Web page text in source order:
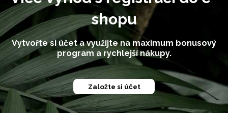
shopu
Vytvořte si účet a využijte na maximum bonusový
program a rychlejší nákupy.
Založte si účet